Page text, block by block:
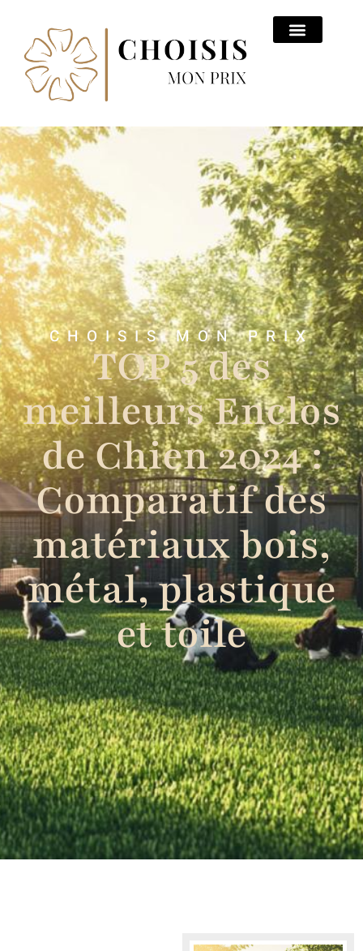
CHOISIS MON PRIX
TOP 5 des
meilleurs Enclos
de Chien 2024 :
Comparatif des
matériaux bois,
métal, plastique
et toile